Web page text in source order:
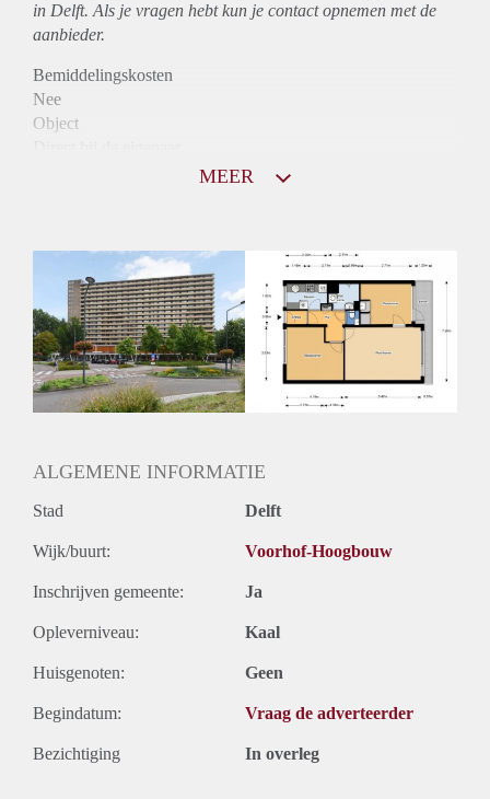
in Delft. Als je vragen hebt kun je contact opnemen met de
aanbieder.
Bemiddelingskosten
Nee
Object
Huurtoeslag
Mogelijk
Inkomen eis
N.V.T.
Huurtermijn
Onbepaalde termijn
Oplevering
MEER
ALGEMENE INFORMATIE
Stad Delft
Wijk/buurt: Voorhof-Hoogbouw
Inschrijven gemeente: Ja
Opleverniveau: Kaal
Huisgenoten: Geen
Begindatum: Vraag de adverteerder
Bezichtiging In overleg